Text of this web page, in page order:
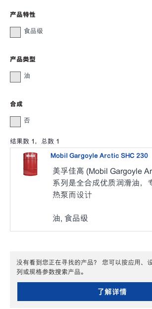
产品特性
食品级
产品类型
油
合成
否
结果数 1 ，总数 1
Mobil Gargoyle Arctic SHC 230
美孚佳高 (Mobil Gargoyle
系列是全合成优质润滑油，
热泵而设计
油, 食品级
没有看到您正在寻找的产品？ 您可以按应用、
列或规格参数搜索产品。
了解详情